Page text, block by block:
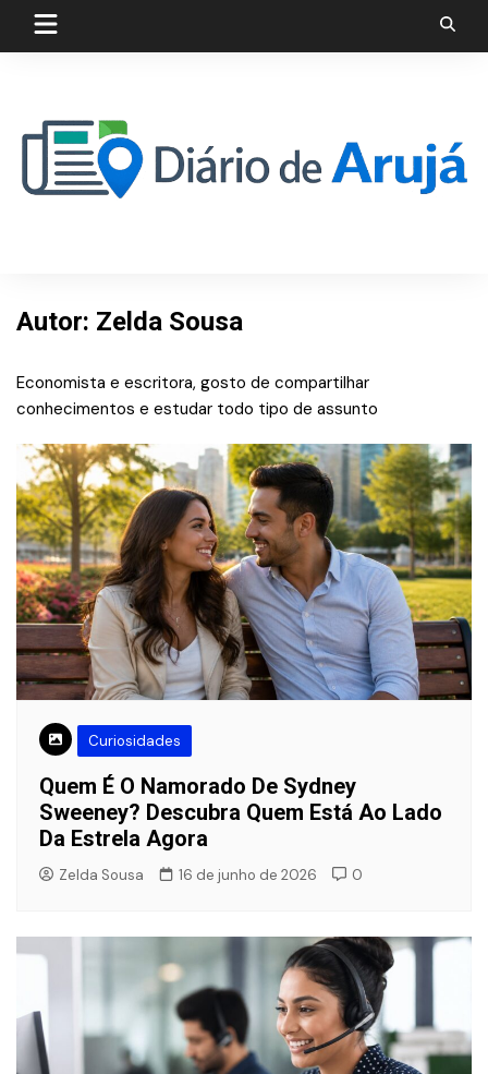
Autor: Zelda Sousa
Economista e escritora, gosto de compartilhar
conhecimentos e estudar todo tipo de assunto
Curiosidades
Quem É O Namorado De Sydney
Sweeney? Descubra Quem Está Ao Lado
Da Estrela Agora
Zelda Sousa 16 de junho de 2026 0